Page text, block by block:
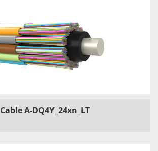
Cable A-DQ4Y_24xn_LT